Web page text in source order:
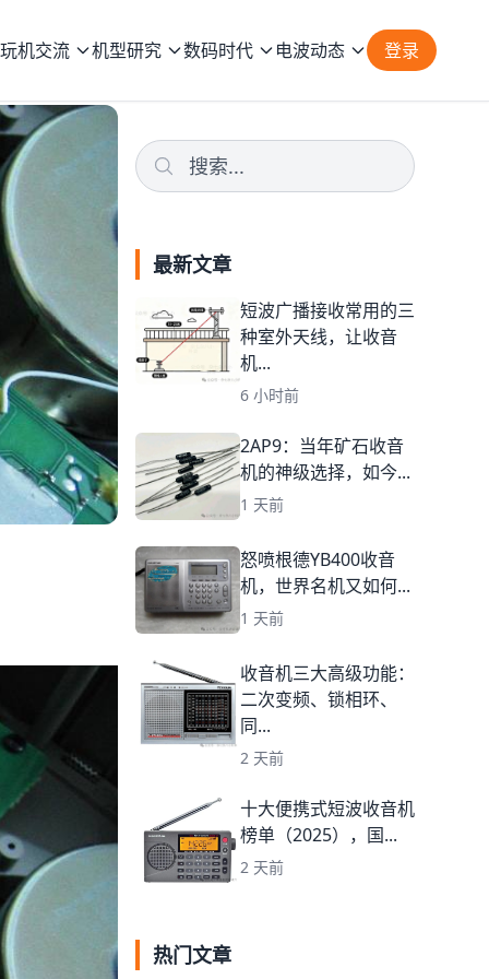
玩机交流 机型研究 数码时代 电波动态 登录
最新文章
短波广播接收常用的三
种室外天线，让收音
机...
6 小时前
2AP9：当年矿石收音
机的神级选择，如今...
1 天前
怒喷根德YB400收音
机，世界名机又如何...
1 天前
收音机三大高级功能：
二次变频、锁相环、
同...
2 天前
十大便携式短波收音机
榜单（2025），国...
2 天前
热门文章